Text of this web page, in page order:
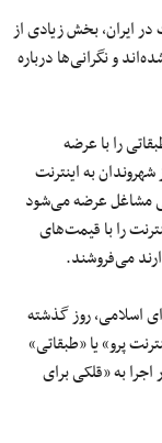
ایران، بخش زیادی از
و نگرانی‌ها درباره
را با عرضه
به اینترنت
مشاغل عرضه می‌شود
را با قیمت‌های
می‌فروشند.
اسلامی، روز گذشته
پرو» یا «طبقاتی»
به «قلکی برای